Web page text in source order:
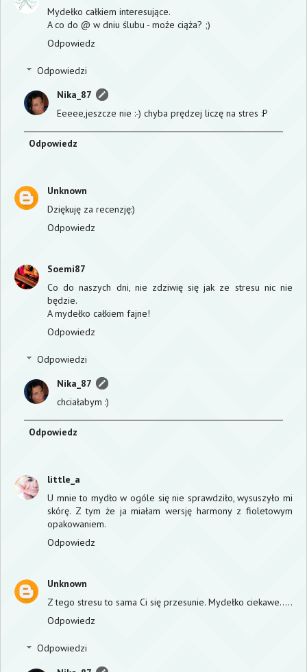
Mydełko całkiem interesujące.
A co do @ w dniu ślubu - może ciąża? ;)
Odpowiedz
Odpowiedzi
Nika_87
Eeeee,jeszcze nie :-) chyba prędzej liczę na stres :P
Odpowiedz
Unknown
Dziękuję za recenzję:)
Odpowiedz
Soemi87
Co do naszych dni, nie zdziwię się jak ze stresu nic nie
będzie.
A mydełko całkiem fajne!
Odpowiedz
Odpowiedzi
Nika_87
chciałabym :)
Odpowiedz
little_a
U mnie to mydło w ogóle się nie sprawdziło, wysuszyło mi
skórę. Z tym że ja miałam wersję harmony z fioletowym
opakowaniem.
Odpowiedz
Unknown
Z tego stresu to sama Ci się przesunie. Mydełko ciekawe.....
Odpowiedz
Odpowiedzi